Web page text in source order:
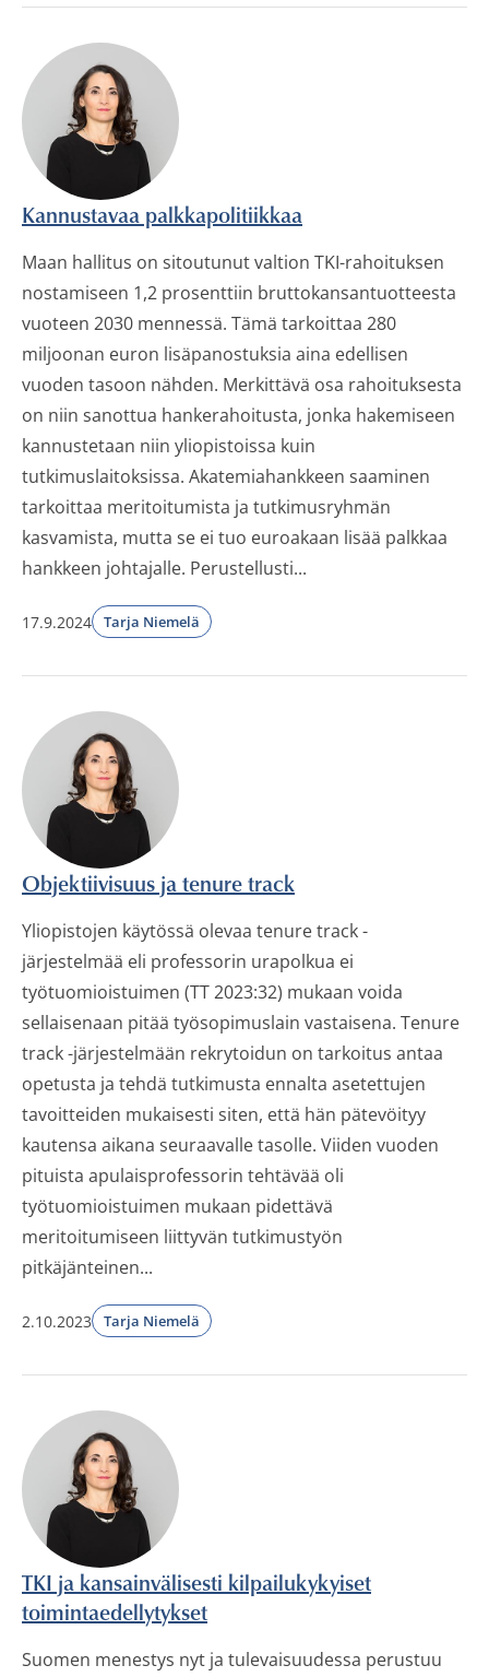
Kannustavaa palkkapolitiikkaa
Maan hallitus on sitoutunut valtion TKI-rahoituksen
nostamiseen 1,2 prosenttiin bruttokansantuotteesta
vuoteen 2030 mennessä. Tämä tarkoittaa 280
miljoonan euron lisäpanostuksia aina edellisen
vuoden tasoon nähden. Merkittävä osa rahoituksesta
on niin sanottua hankerahoitusta, jonka hakemiseen
kannustetaan niin yliopistoissa kuin
tutkimuslaitoksissa. Akatemiahankkeen saaminen
tarkoittaa meritoitumista ja tutkimusryhmän
kasvamista, mutta se ei tuo euroakaan lisää palkkaa
hankkeen johtajalle. Perustellusti...
17.9.2024 Tarja Niemelä
Objektiivisuus ja tenure track
Yliopistojen käytössä olevaa tenure track -
järjestelmää eli professorin urapolkua ei
työtuomioistuimen (TT 2023:32) mukaan voida
sellaisenaan pitää työsopimuslain vastaisena. Tenure
track -järjestelmään rekrytoidun on tarkoitus antaa
opetusta ja tehdä tutkimusta ennalta asetettujen
tavoitteiden mukaisesti siten, että hän pätevöityy
kautensa aikana seuraavalle tasolle. Viiden vuoden
pituista apulaisprofessorin tehtävää oli
työtuomioistuimen mukaan pidettävä
meritoitumiseen liittyvän tutkimustyön
pitkäjänteinen...
2.10.2023 Tarja Niemelä
TKI ja kansainvälisesti kilpailukykyiset
toimintaedellytykset
Suomen menestys nyt ja tulevaisuudessa perustuu